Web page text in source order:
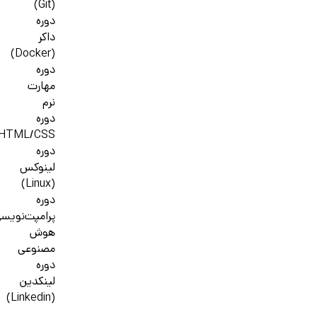
(Git)
دوره
داکر
(Docker)
دوره
مهارت
نرم
دوره
CSS
دوره
لینوکس
(Linux)
دوره
هوش
مصنوعی
دوره
لینکدین
(Linkedin)